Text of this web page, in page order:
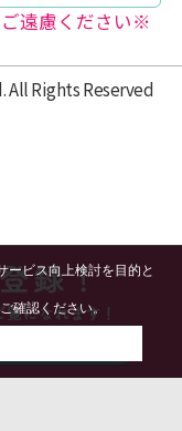
遠慮ください※
All Rights Reserved
ービス向上検討を目的と
確認ください。